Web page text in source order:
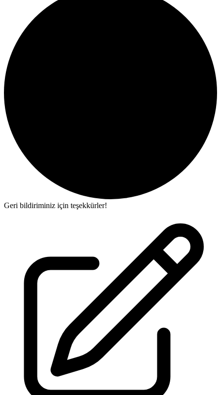
Geri bildiriminiz için teşekkürler!